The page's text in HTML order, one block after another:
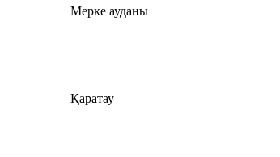
Мерке ауданы
Қаратау